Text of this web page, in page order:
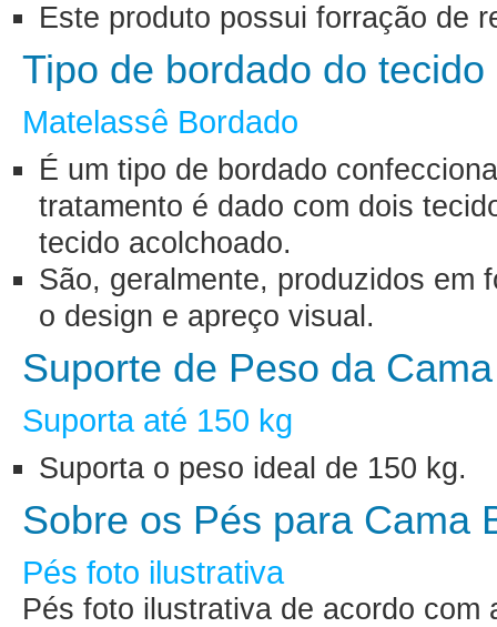
Este produto possui forração de
Tipo de bordado do
Matelassê Bordado
É um tipo de bordado
tratamento é dado com dois
tecido acolchoado.
São, geralmente, produzidos em
o design e apreço visual.
Suporte de Peso da
Suporta até 150 kg
Suporta o peso ideal de 150 kg.
Sobre os Pés para Cama
Pés foto ilustrativa
Pés foto ilustrativa de acordo